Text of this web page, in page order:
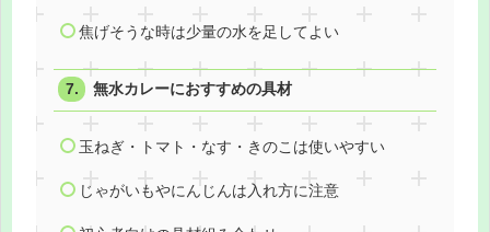
焦げそうな時は少量の水を足してよい
無水カレーにおすすめの具材
玉ねぎ・トマト・なす・きのこは使いやすい
じゃがいもやにんじんは入れ方に注意